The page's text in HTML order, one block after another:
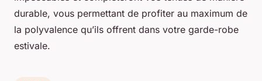
durable, vous permettant de profiter au maximum de
la polyvalence qu’ils offrent dans votre garde-robe
estivale.